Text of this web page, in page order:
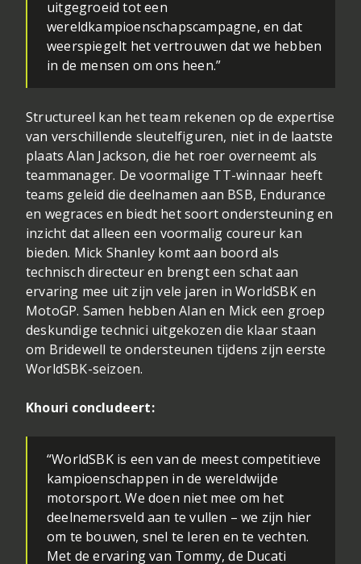
uitgegroeid tot een
wereldkampioenschapscampagne, en dat
weerspiegelt het vertrouwen dat we hebben
in de mensen om ons heen.”
Structureel kan het team rekenen op de expertise
van verschillende sleutelfiguren, niet in de laatste
plaats Alan Jackson, die het roer overneemt als
teammanager. De voormalige TT-winnaar heeft
teams geleid die deelnamen aan BSB, Endurance
en wegraces en biedt het soort ondersteuning en
inzicht dat alleen een voormalig coureur kan
bieden. Mick Shanley komt aan boord als
technisch directeur en brengt een schat aan
ervaring mee uit zijn vele jaren in WorldSBK en
MotoGP. Samen hebben Alan en Mick een groep
deskundige technici uitgekozen die klaar staan
om Bridewell te ondersteunen tijdens zijn eerste
WorldSBK-seizoen.
Khouri concludeert:
“WorldSBK is een van de meest competitieve
kampioenschappen in de wereldwijde
motorsport. We doen niet mee om het
deelnemersveld aan te vullen – we zijn hier
om te bouwen, snel te leren en te vechten.
Met de ervaring van Tommy, de Ducati